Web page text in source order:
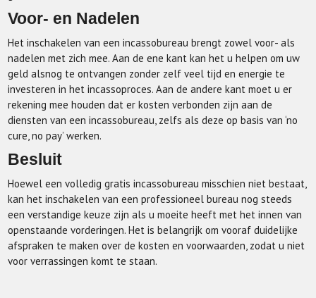
Voor- en Nadelen
Het inschakelen van een incassobureau brengt zowel voor- als
nadelen met zich mee. Aan de ene kant kan het u helpen om uw
geld alsnog te ontvangen zonder zelf veel tijd en energie te
investeren in het incassoproces. Aan de andere kant moet u er
rekening mee houden dat er kosten verbonden zijn aan de
diensten van een incassobureau, zelfs als deze op basis van ‘no
cure, no pay’ werken.
Besluit
Hoewel een volledig gratis incassobureau misschien niet bestaat,
kan het inschakelen van een professioneel bureau nog steeds
een verstandige keuze zijn als u moeite heeft met het innen van
openstaande vorderingen. Het is belangrijk om vooraf duidelijke
afspraken te maken over de kosten en voorwaarden, zodat u niet
voor verrassingen komt te staan.